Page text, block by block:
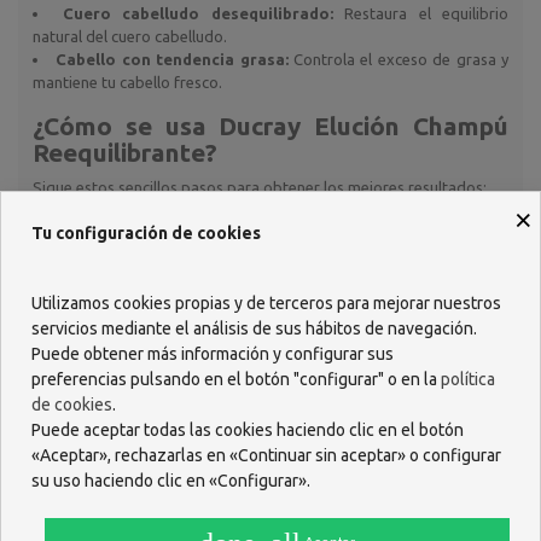
Cuero cabelludo desequilibrado:Restaura el equilibrio
natural del cuero cabelludo.
Cabello con tendencia grasa:Controla el exceso de grasa y
mantiene tu cabello fresco.
¿Cómo se usa Ducray Elución Champú
Reequilibrante?
Sigue estos sencillos pasos para obtener los mejores resultados:
Aplica una cantidad adecuada de champú y masajea
Enjuaga bien con agua tibia.
Úsalo según sea necesario, siguiendo las recomendaciones
de tu dermatólogo.
¿Cuáles son los beneficios del uso de
Ducray Elución Champú Reequilibrante?
El uso de este champú ofrece varios beneficios:
su reaparición.
×
Tu configuración de cookies
Utilizamos cookies propias y de terceros para mejorar nuestros
servicios mediante el análisis de sus hábitos de navegación.
Puede obtener más información y configurar sus
preferencias pulsando en el botón "configurar" o en la política
de cookies.
Puede aceptar todas las cookies haciendo clic en el botón
«Aceptar», rechazarlas en «Continuar sin aceptar» o configurar
su uso haciendo clic en «Configurar».